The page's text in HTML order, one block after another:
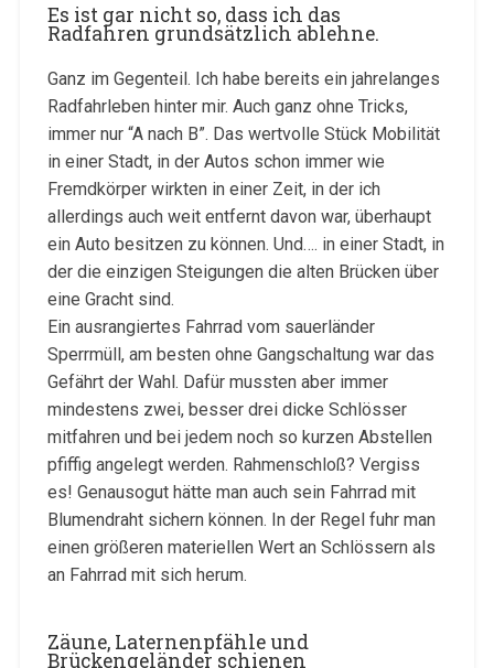
Es ist gar nicht so, dass ich das
Radfahren grundsätzlich ablehne.
Ganz im Gegenteil. Ich habe bereits ein jahrelanges
Radfahrleben hinter mir. Auch ganz ohne Tricks,
immer nur “A nach B”. Das wertvolle Stück Mobilität
in einer Stadt, in der Autos schon immer wie
Fremdkörper wirkten in einer Zeit, in der ich
allerdings auch weit entfernt davon war, überhaupt
ein Auto besitzen zu können. Und…. in einer Stadt, in
der die einzigen Steigungen die alten Brücken über
eine Gracht sind.
Ein ausrangiertes Fahrrad vom sauerländer
Sperrmüll, am besten ohne Gangschaltung war das
Gefährt der Wahl. Dafür mussten aber immer
mindestens zwei, besser drei dicke Schlösser
mitfahren und bei jedem noch so kurzen Abstellen
pfiffig angelegt werden. Rahmenschloß? Vergiss
es! Genausogut hätte man auch sein Fahrrad mit
Blumendraht sichern können. In der Regel fuhr man
einen größeren materiellen Wert an Schlössern als
an Fahrrad mit sich herum.
Zäune, Laternenpfähle und
Brückengeländer schienen